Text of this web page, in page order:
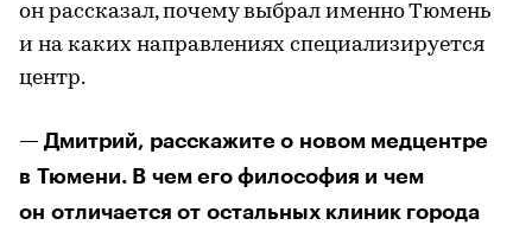
он рассказал, почему выбрал именно Тюмень
и на каких направлениях специализируется
центр.
— Дмитрий, расскажите о новом медцентре
в Тюмени. В чем его философия и чем
он отличается от остальных клиник города